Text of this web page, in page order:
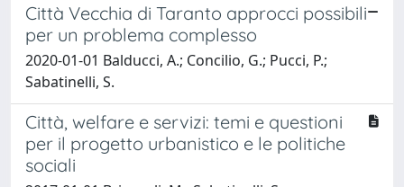
Città Vecchia di Taranto approcci possibili
per un problema complesso
2020-01-01 Balducci, A.; Concilio, G.; Pucci, P.;
Sabatinelli, S.
Città, welfare e servizi: temi e questioni
per il progetto urbanistico e le politiche
sociali